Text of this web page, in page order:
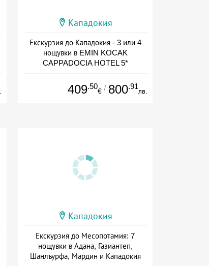
Кападокия
Екскурзия до Кападокия - 3 или 4
нощувки в EMIN KOCAK
CAPPADOCIA HOTEL 5*
409.50
€ / 800.91
лв.
Кападокия
Екскурзия до Месопотамия: 7
нощувки в Адана, Газиантеп,
Шанлъурфа, Мардин и Кападокия